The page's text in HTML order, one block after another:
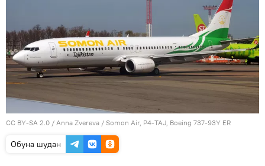
CC BY-SA 2.0 / Anna Zvereva / Somon Air, P4-TAJ, Boeing 737-93Y ER
Обуна шудан